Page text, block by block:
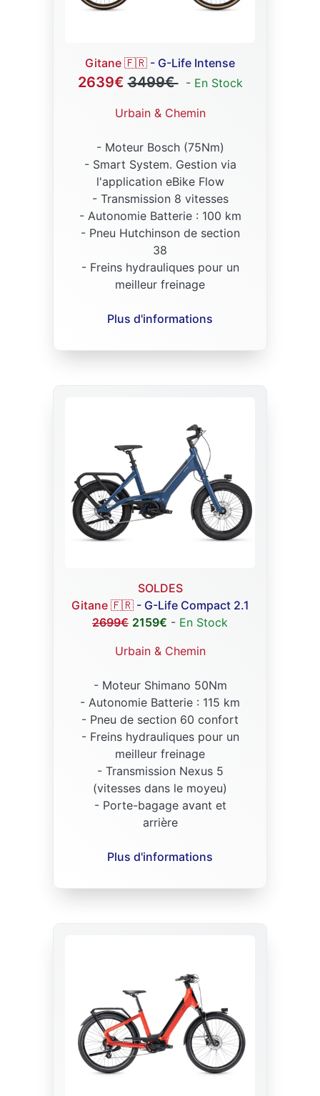
Gitane 🇫🇷 - G-Life Intense
2639€ 3499€ - En Stock
Urbain & Chemin
- Moteur Bosch(75Nm)
- Smart System. Gestion via
l'application eBike Flow
- Transmission 8 vitesses
- Autonomie Batterie : 100 km
- Pneu Hutchinson de section
38
- Freins hydrauliques pour un
meilleur freinage
Plus d'informations
SOLDES
Gitane 🇫🇷- G-LifeCompact 2.1
2699€ 2159€ - En Stock
Urbain & Chemin
- Moteur Shimano 50Nm
- Autonomie Batterie : 115 km
- Pneu de section 60 confort
- Freins hydrauliques pour un
meilleur freinage
- Transmission Nexus 5
(vitesses dans le moyeu)
- Porte-bagage avant et
arrière
Plus d'informations